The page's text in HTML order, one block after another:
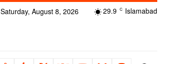
29.9 C Islamabad
Saturday, August 8, 2026